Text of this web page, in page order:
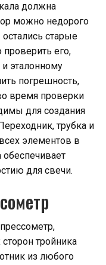
должна
можно недорого
старые
проверить его,
эталонному
погрешность,
время проверки
для создания
трубка и
элементов в
для свечи.
тройника
из любого